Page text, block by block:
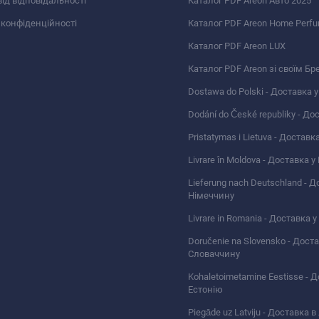
Каталог PDF Areon Home
Каталог PDF Areon LUX
Каталог PDF Areon зі своїм
Dostawa do Polski - Доставка
Dodání do České republiky -
Pristatymas i Lietuva -
Livrare în Moldova - Доставка
Lieferung nach Deutschland -
Німеччину
Livrare in Romania - Доставка
Doručenie na Slovensko -
Словаччину
Kohaletoimetamine Eestisse -
Естонію
Piegāde uz Latviju - Доставка в